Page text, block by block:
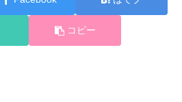
コピー